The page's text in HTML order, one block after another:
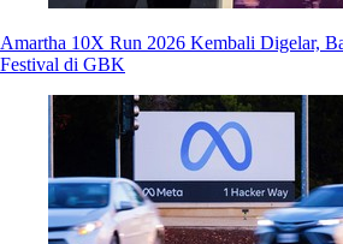
Amartha 10X Run 2026 Kembali Digelar,
Festival di GBK